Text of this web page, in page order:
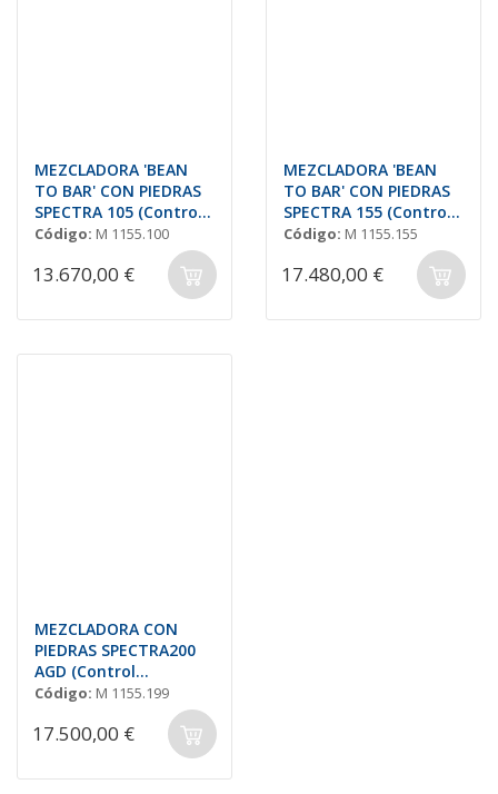
MEZCLADORA 'BEAN
TO BAR' CON PIEDRAS
SPECTRA 105 (Control
de Velocidad)
Código: M 1155.100
13.670,00 €
MEZCLADORA 'BEAN
TO BAR' CON PIEDRAS
SPECTRA 155 (Control
de Velocidad)
Código: M 1155.155
17.480,00 €
MEZCLADORA CON
PIEDRAS SPECTRA200
AGD (Control
Velocidad)
Código: M 1155.199
17.500,00 €